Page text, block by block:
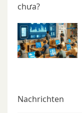
chưa?
Nachrichten